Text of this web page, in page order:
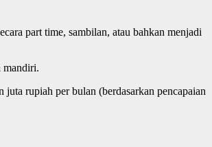
part time, sambilan, atau bahkan menjadi
mandiri.
rupiah per bulan (berdasarkan pencapaian